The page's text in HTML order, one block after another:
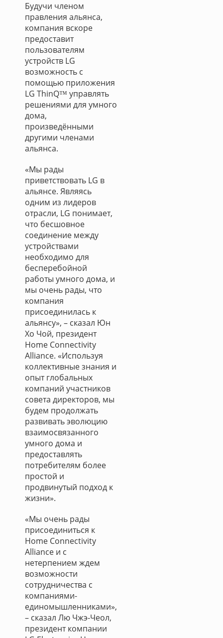
Будучи членом
правления альянса,
компания вскоре
предоставит
пользователям
устройств LG
возможность с
помощью приложения
LG ThinQ™ управлять
решениями для умного
дома,
произведёнными
другими членами
альянса.
«Мы рады
приветствовать LG в
альянсе. Являясь
одним из лидеров
отрасли, LG понимает,
что бесшовное
соединение между
устройствами
необходимо для
бесперебойной
работы умного дома, и
мы очень рады, что
компания
присоединилась к
альянсу», – сказал Юн
Хо Чой, президент
Home Connectivity
Alliance. «Используя
коллективные знания и
опыт глобальных
компаний участников
совета директоров, мы
будем продолжать
развивать эволюцию
взаимосвязанного
умного дома и
предоставлять
потребителям более
простой и
продвинутый подход к
жизни».
«Мы очень рады
присоединиться к
Home Connectivity
Alliance и с
нетерпением ждем
возможности
сотрудничества с
компаниями-
единомышленниками»,
– сказал Лю Чжэ-Чеол,
президент компании